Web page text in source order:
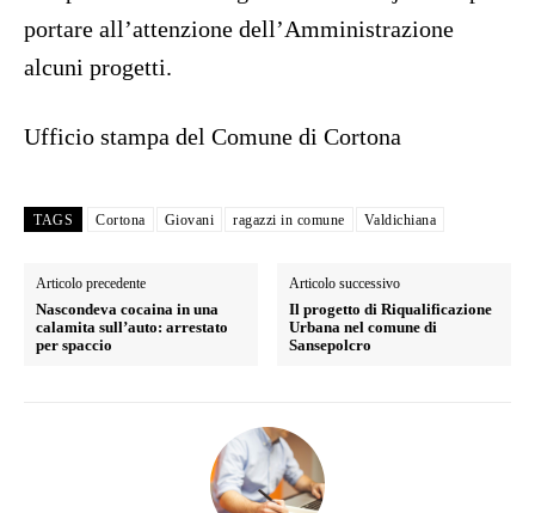
portare all’attenzione dell’Amministrazione
alcuni progetti.
Ufficio stampa del Comune di Cortona
TAGS Cortona Giovani ragazzi in comune Valdichiana
Articolo precedente
Nascondeva cocaina in una
calamita sull’auto: arrestato
per spaccio
Articolo successivo
Il progetto di Riqualificazione
Urbana nel comune di
Sansepolcro